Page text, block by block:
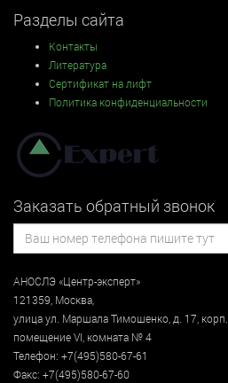
Разделы сайта
Контакты
Литература
Сертификат на лифт
Политика конфиденциальности
Заказать обратный звонок
АНОСЛЭ «Центр-эксперт»
121359 Москва
улицаул. Маршала Тимошенко, д. 17,
помещение VI, комната № 4
Телефон: +7(495)580-67-61
Факс: +7(495)580-67-60